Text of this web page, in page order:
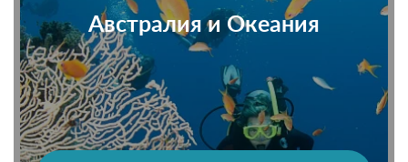
Австралия и Океания